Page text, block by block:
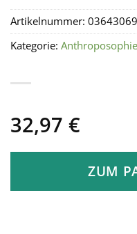
32,97 €
ZUM
Artikelnummer: 03643069
Kategorie: Anthroposophie